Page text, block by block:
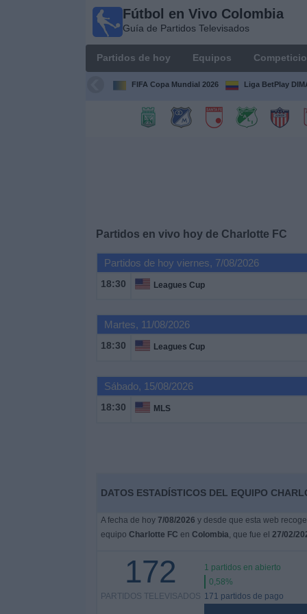
Fútbol en Vivo Colombia
Guía de Partidos Televisados
Partidos de hoy Equipos
FIFA Copa Mundial 2026 Liga BetPlay
Partidos en vivo hoy de Charlotte FC
Partidos de hoy viernes, 7/08/2026
18:30 Leagues Cup
Martes, 11/08/2026
18:30 Leagues Cup
Sábado, 15/08/2026
18:30 MLS
DATOS ESTADÍSTICOS DEL EQUIPO
A fecha de hoy 7/08/2026 y desde que esta web
equipo Charlotte FC en Colombia, que fue el 27/02/
172
PARTIDOS TELEVISADOS
1 partidos en abierto
0,58%
171 partidos de pago
Fútbol en
Colombia